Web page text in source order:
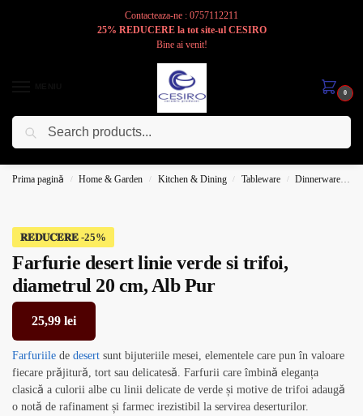
Contacteaza-ne : 0757112211
25% REDUCERE la tot site-ul CESIRO
Bine ai venit!
0
Cesiro
Prima pagină / Home & Garden / Kitchen & Dining / Tableware / Dinnerware
𝐑𝐄𝐃𝐔𝐂𝐄𝐑𝐄
Farfurie desert linie verde si trifoi,
diametrul 20 cm, Alb Pur
25,99 lei
Farfuriile de desert sunt bijuteriile mesei, elementele care pun în valoare
fiecare prăjitură, tort sau delicatesă. Farfurii care îmbină eleganța
clasică a culorii albe cu linii delicate de verde și motive de trifoi adaugă
o notă de rafinament și farmec irezistibil la servirea deserturilor.